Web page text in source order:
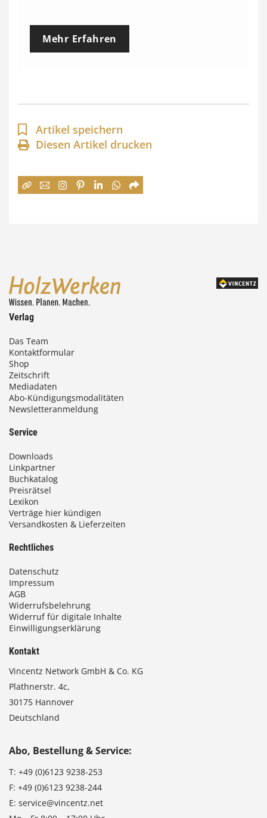
e
p
a
n
e
0
€
Mehr Erfahren
Artikel speichern
Diesen Artikel drucken
Verlag
Das Team
Kontaktformular
Shop
Zeitschrift
Mediadaten
Abo-Kündigungsmodalitäten
Newsletteranmeldung
Service
Downloads
Linkpartner
Buchkatalog
Preisrätsel
Lexikon
Verträge hier kündigen
Versandkosten & Lieferzeiten
Rechtliches
Datenschutz
Impressum
AGB
Widerrufsbelehrung
Widerruf für digitale Inhalte
Einwilligungserklärung
Kontakt
Vincentz Network GmbH & Co. KG
Plathnerstr. 4c,
30175 Hannover
Deutschland
Abo, Bestellung & Service:
T: +49 (0)6123 9238-253
F: +49 (0)6123 9238-244
E: service@vincentz.net